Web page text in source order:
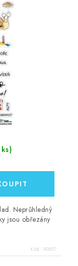
ks)
Neprůhledný
jsou obřezány
Kód: 90857